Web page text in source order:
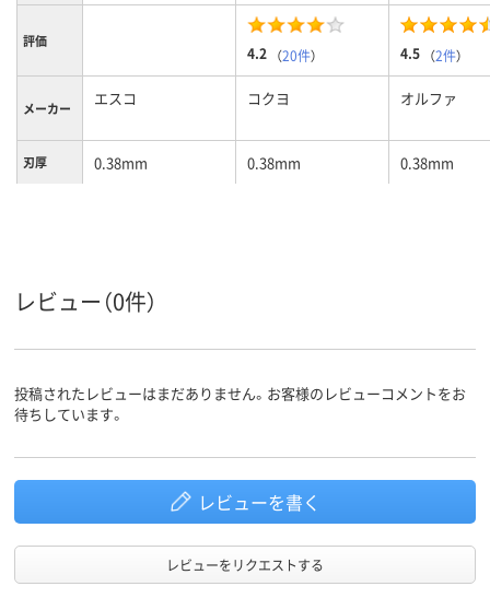
評価
4.2 （20件） 4.5 （2件）
メーカー エスコ コクヨ オルファ
刃厚 0.38mm 0.38mm 0.38mm
レビュー（0件）
投稿されたレビューはまだありません。お客様のレビューコメントをお
待ちしています。
レビューを書く
レビューをリクエストする